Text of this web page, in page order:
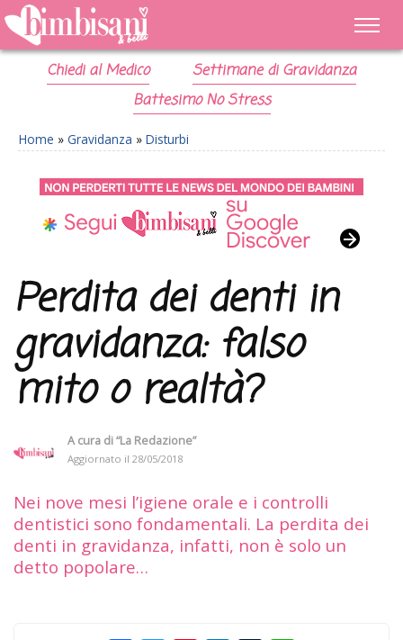
Chiedi al Medico
Settimane di Gravidanza
Battesimo No Stress
Home » Gravidanza » Disturbi
Perdita dei denti in
gravidanza: falso
mito o realtà?
A cura di“La Redazione”
Aggiornato il 28/05/2018
Nei nove mesi l’igiene orale e i controlli
dentistici sono fondamentali. La perdita dei
denti in gravidanza, infatti, non è solo un
detto popolare…